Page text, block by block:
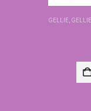
GELLIE,